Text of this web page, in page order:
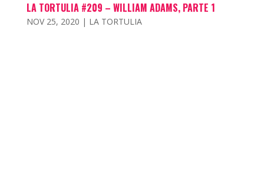
LA TORTULIA #209 – WILLIAM ADAMS, PARTE 1
NOV 25, 2020 | LA TORTULIA